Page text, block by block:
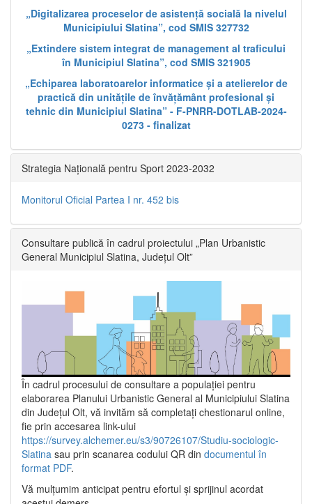
„Digitalizarea proceselor de asistență socială la nivelul
Municipiului Slatina”, cod SMIS 327732
„Extindere sistem integrat de management al traficului
în Municipiul Slatina”, cod SMIS 321905
„Echiparea laboratoarelor informatice și a atelierelor de
practică din unitățile de învățământ profesional și
tehnic din Municipiul Slatina” - F-PNRR-DOTLAB-2024-
0273 - finalizat
Strategia Națională pentru Sport 2023-2032
Monitorul Oficial Partea I nr. 452 bis
Consultare publică în cadrul proiectului „Plan Urbanistic
General Municipiul Slatina, Județul Olt”
În cadrul procesului de consultare a populaţiei pentru
elaborarea Planului Urbanistic General al Municipiului Slatina
din Județul Olt, vă invităm să completați chestionarul online,
fie prin accesarea link-ului
https://survey.alchemer.eu/s3/90726107/Studiu-sociologic-
Slatina sau prin scanarea codului QR din documentul în
format PDF.
Vă mulţumim anticipat pentru efortul şi sprijinul acordat